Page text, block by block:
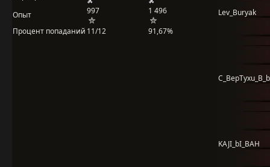
Опыт 997
1 496
Процент попаданий 11/12 91,67%
Lev_Buryak
KAJI_bI_BAH